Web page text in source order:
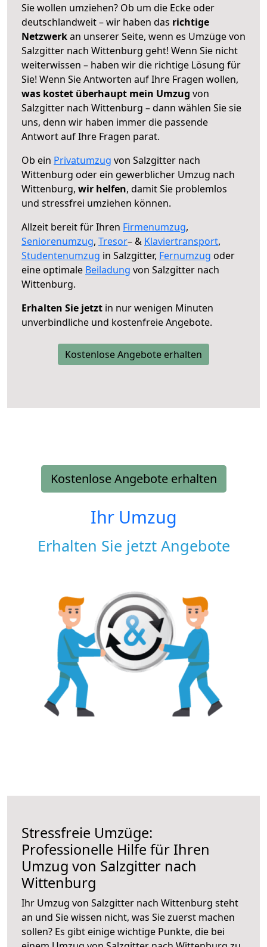
Sie wollen umziehen? Ob um die Ecke oder
deutschlandweit – wir haben das richtige
Netzwerkan unserer Seite, wenn es Umzüge von
Salzgitter nach Wittenburg geht! Wenn Sie nicht
weiterwissen – haben wir die richtige Lösung für
Sie! Wenn Sie Antworten auf Ihre Fragen wollen,
was kostet überhaupt mein Umzug von
Salzgitter nach Wittenburg – dann wählen Sie sie
uns, denn wir haben immer die passende
Antwort auf Ihre Fragen parat.
Ob ein Privatumzug von Salzgitter nach
Wittenburg oder ein gewerblicher Umzug nach
Wittenburg, wir helfen, damit Sie problemlos
und stressfrei umziehen können.
Allzeit bereit für Ihren Firmenumzug,
Seniorenumzug, Tresor– & Klaviertransport,
Studentenumzug in Salzgitter, Fernumzug oder
eine optimale Beiladung von Salzgitter nach
Wittenburg.
Erhalten Sie jetzt in nur wenigen Minuten
unverbindliche und kostenfreie Angebote.
Kostenlose Angebote erhalten
Kostenlose Angebote erhalten
Ihr Umzug
Erhalten Sie jetzt Angebote
Stressfreie Umzüge:
Professionelle Hilfe für Ihren
Umzug von Salzgitter nach
Wittenburg
Ihr Umzug von Salzgitter nach Wittenburg steht
an und Sie wissen nicht, was Sie zuerst machen
sollen? Es gibt einige wichtige Punkte, die bei